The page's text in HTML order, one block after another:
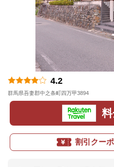
4.2
群馬県吾妻郡中之条町四万甲3894
割引クー